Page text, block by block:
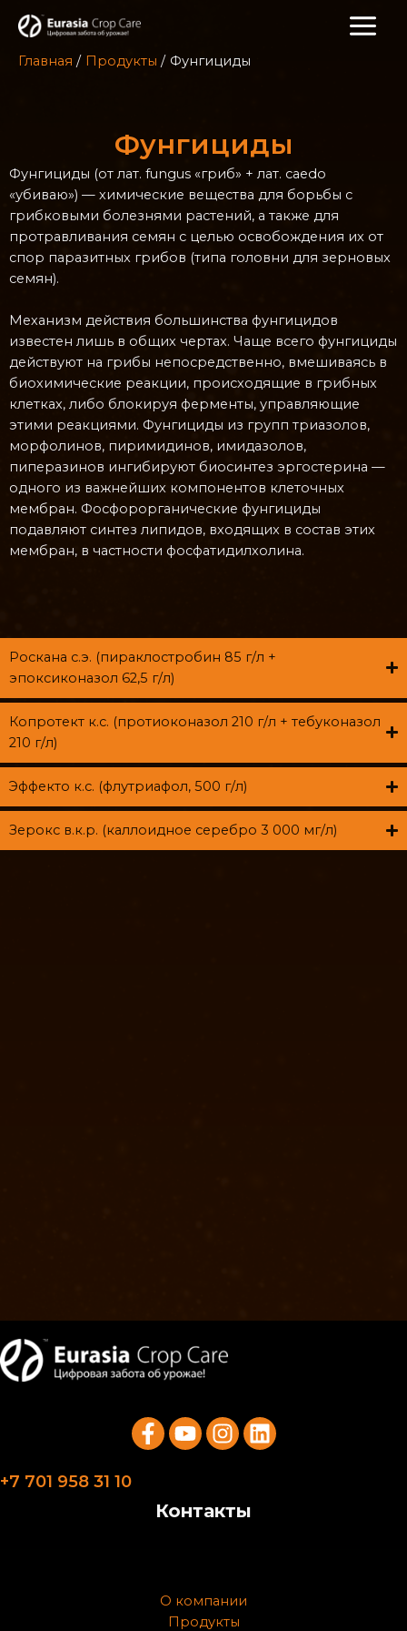
Главная Продукты Фунгициды
Фунгициды
Фунгициды (от лат. fungus «гриб» + лат. caedo
«убиваю») — химические вещества для борьбы с
грибковыми болезнями растений, а также для
протравливания семян с целью освобождения их от
спор паразитных грибов (типа головни для зерновых
семян).
Механизм действия большинства фунгицидов
известен лишь в общих чертах. Чаще всего фунгициды
действуют на грибы непосредственно, вмешиваясь в
биохимические реакции, происходящие в грибных
клетках, либо блокируя ферменты, управляющие
этими реакциями. Фунгициды из групп триазолов,
морфолинов, пиримидинов, имидазолов,
пиперазинов ингибируют биосинтез эргостерина —
одного из важнейших компонентов клеточных
мембран. Фосфорорганические фунгициды
подавляют синтез липидов, входящих в состав этих
мембран, в частности фосфатидилхолина.
Роскана с.э. (пираклостробин 85 г/л +
эпоксиконазол 62,5 г/л)
Копротект к.с. (протиоконазол 210 г/л + тебуконазол
210 г/л)
Эффекто к.с. (флутриафол, 500 г/л)
Зерокс в.к.р. (каллоидное серебро 3 000 мг/л)
+7 701 958 31 10
Контакты
О компании
Продукты